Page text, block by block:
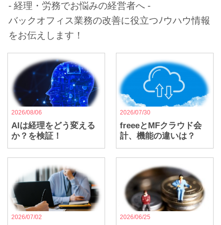
- 経理・労務でお悩みの経営者へ -
バックオフィス業務の改善に役立つﾉウハウ情報
をお伝えします！
2026/08/06
AIは経理をどう変える
か？を検証！
2026/07/30
freeeとMFクラウド会
計、機能の違いは？
2026/07/02 2026/06/25